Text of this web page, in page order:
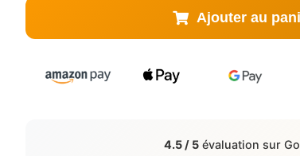
Ajouter au
4.5 / 5évaluation sur